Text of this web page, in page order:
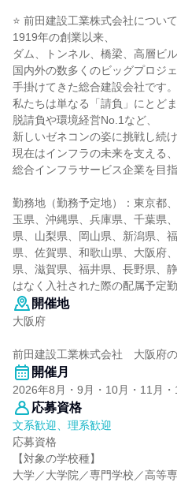
⭐ 前田建設工業株式会社について
1919年の創業以来、
ダム、トンネル、橋梁、高層ビル
国内外の数多くのビッグプロジ
手掛けてきた総合建設会社です。
私たちは単なる「請負」にとどま
脱請負や環境経営No.1など、
新しいゼネコンの姿に挑戦し続け
現在はインフラの未来を支える、
総合インフラサービス企業を目
勤務地（勤務予定地）：東京都
玉県、沖縄県、兵庫県、千葉県
県、山梨県、岡山県、新潟県、
県、佐賀県、和歌山県、大阪府
県、滋賀県、福井県、長野県、
はなく入社された際の配属予定
開催地
大阪府
前田建設工業株式会社 大阪府
開催月
2026年8月・9月・10月・11月
応募資格
文系歓迎、理系歓迎
応募資格
【対象の学校種】
大学／大学院／専門学校／高等